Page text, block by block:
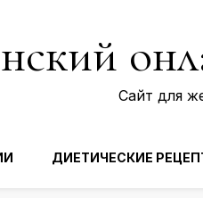
Сайт для
ДИЕТИЧЕСКИЕ